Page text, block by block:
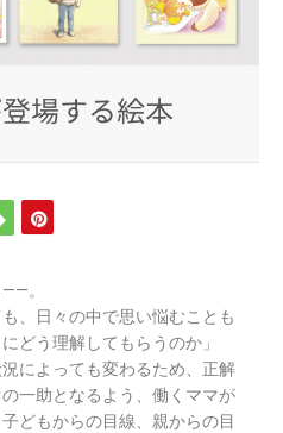
。
、日々の中で思い悩むことも
どう理解してもらうのか」
によっても変わるため、正解
一助となるよう、働くママが
どもからの目線、親からの目